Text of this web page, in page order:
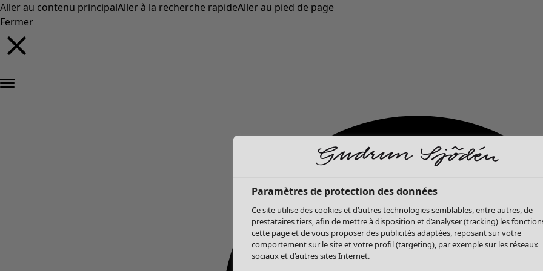
Aller au contenu principalAller à la recherche rapideAller au pied de page
Fermer
Paramètres de protection des données
Ce site utilise des cookies et d’autres technologies semblables, entre autres, de
prestataires tiers, afin de mettre à disposition et d’analyser (tracking) les
cette page et de vous proposer des publicités adaptées, reposant sur votre
comportement sur le site et votre profil (targeting), par exemple sur les réseaux
sociaux et d’autres sites Internet.